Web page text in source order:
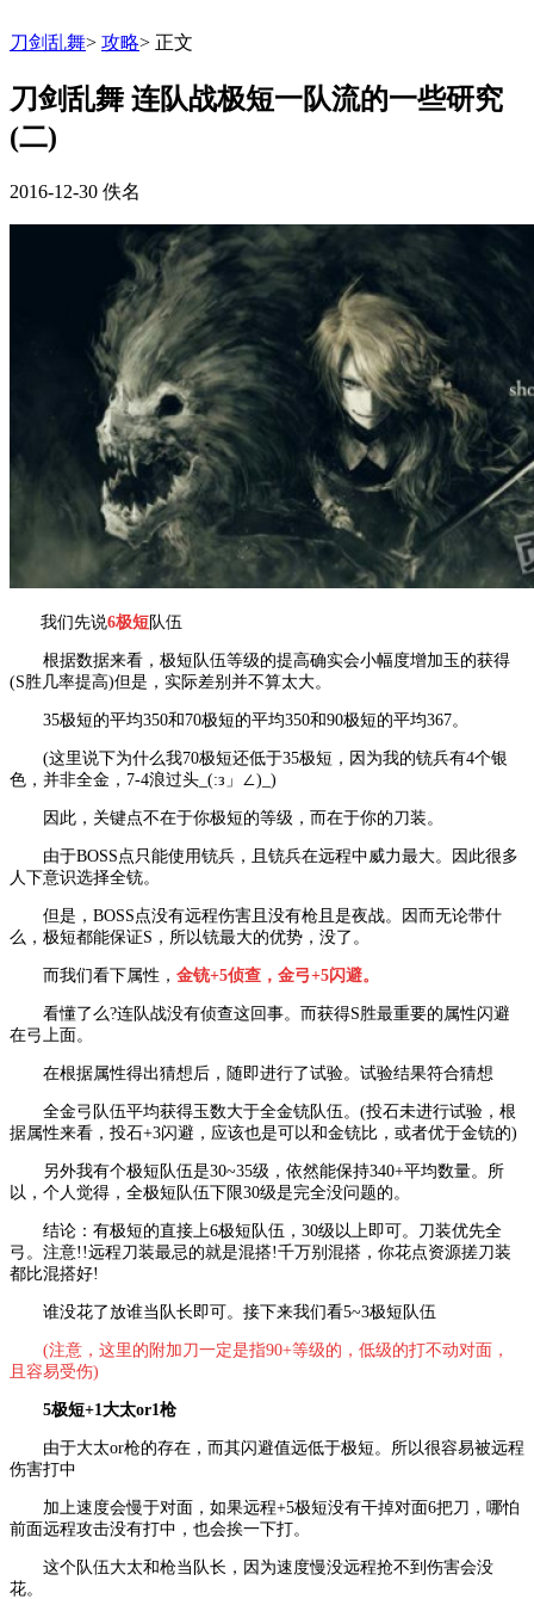
刀剑乱舞> 攻略> 正文
刀剑乱舞 连队战极短一队流的一些研究
(二)
2016-12-30 佚名
我们先说6极短队伍
根据数据来看，极短队伍等级的提高确实会小幅度增加玉的获得
(S胜几率提高)但是，实际差别并不算太大。
35极短的平均350和70极短的平均350和90极短的平均367。
(这里说下为什么我70极短还低于35极短，因为我的铳兵有4个银
色，并非全金，7-4浪过头_(:з」∠)_)
因此，关键点不在于你极短的等级，而在于你的刀装。
由于BOSS点只能使用铳兵，且铳兵在远程中威力最大。因此很多
人下意识选择全铳。
但是，BOSS点没有远程伤害且没有枪且是夜战。因而无论带什
么，极短都能保证S，所以铳最大的优势，没了。
而我们看下属性， 金铳+5侦查，金弓+5闪避。
看懂了么?连队战没有侦查这回事。而获得S胜最重要的属性闪避
在弓上面。
在根据属性得出猜想后，随即进行了试验。试验结果符合猜想
全金弓队伍平均获得玉数大于全金铳队伍。(投石未进行试验，根
据属性来看，投石+3闪避，应该也是可以和金铳比，或者优于金铳的)
另外我有个极短队伍是30~35级，依然能保持340+平均数量。所
以，个人觉得，全极短队伍下限30级是完全没问题的。
结论：有极短的直接上6极短队伍，30级以上即可。刀装优先全
弓。注意!!远程刀装最忌的就是混搭!千万别混搭，你花点资源搓刀装
都比混搭好!
谁没花了放谁当队长即可。接下来我们看5~3极短队伍
(注意，这里的附加刀一定是指90+等级的，低级的打不动对面，
且容易受伤)
5极短+1大太or1枪
由于大太or枪的存在，而其闪避值远低于极短。所以很容易被远程
伤害打中
加上速度会慢于对面，如果远程+5极短没有干掉对面6把刀，哪怕
前面远程攻击没有打中，也会挨一下打。
这个队伍大太和枪当队长，因为速度慢没远程抢不到伤害会没
花。